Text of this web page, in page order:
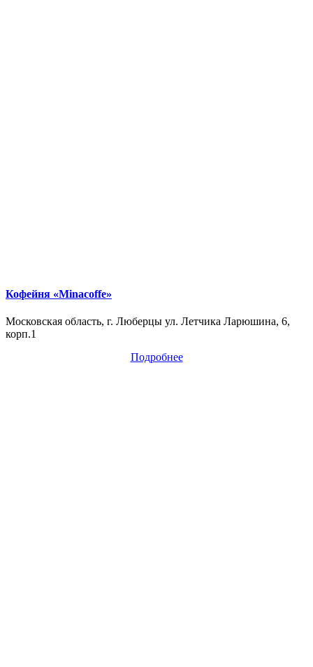
Кофейня «Minacoffe»
Московская область, г. Люберцы ул. Летчика Ларюшина, 6,
корп.1
Подробнее